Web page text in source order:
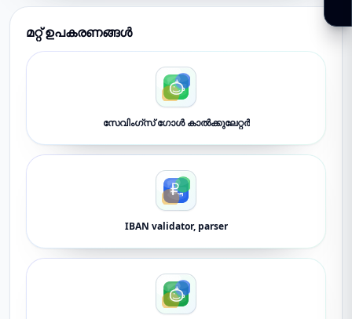
മറ്റ് ഉപകരണങ്ങൾ
സേവിംഗ്സ് ഗോൾ കാൽക്കുലേറ്റർ
IBAN validator, parser